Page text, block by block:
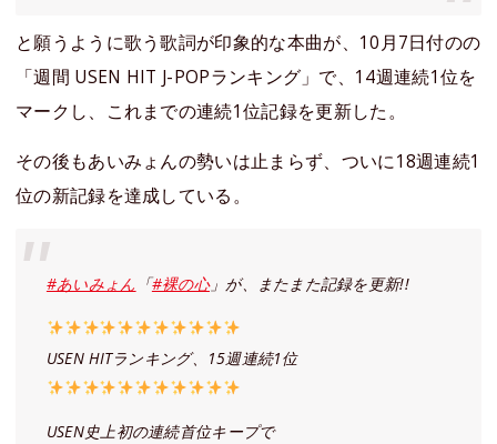
と願うように歌う歌詞が印象的な本曲が、10月7日付のの
「週間 USEN HIT J-POPランキング」で、14週連続1位を
マークし、これまでの連続1位記録を更新した。
その後もあいみょんの勢いは止まらず、ついに18週連続1
位の新記録を達成している。
#あいみょん 「#裸の心」が、またまた記録を更新!!
USEN HITランキング、15週連続1位
USEN史上初の連続首位キープで